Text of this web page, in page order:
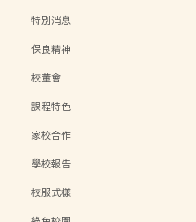
特別消息
保良精神
校董會
課程特色
家校合作
學校報告
校服式樣